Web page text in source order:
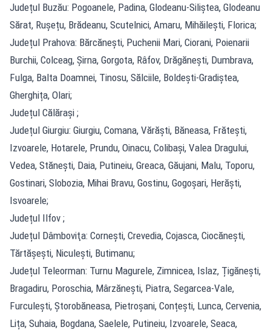
Județul Buzău: Pogoanele, Padina, Glodeanu-Siliștea, Glodeanu
Sărat, Rușețu, Brădeanu, Scutelnici, Amaru, Mihăilești, Florica;
Județul Prahova: Bărcănești, Puchenii Mari, Ciorani, Poienarii
Burchii, Colceag, Șirna, Gorgota, Râfov, Drăgănești, Dumbrava,
Fulga, Balta Doamnei, Tinosu, Sălciile, Boldești-Gradiștea,
Gherghița, Olari;
Județul Călăraşi ;
Județul Giurgiu: Giurgiu, Comana, Vărăști, Băneasa, Frătești,
Izvoarele, Hotarele, Prundu, Oinacu, Colibași, Valea Dragului,
Vedea, Stănești, Daia, Putineiu, Greaca, Găujani, Malu, Toporu,
Gostinari, Slobozia, Mihai Bravu, Gostinu, Gogoșari, Herăști,
Isvoarele;
Județul Ilfov ;
Județul Dâmboviţa: Cornești, Crevedia, Cojasca, Ciocănești,
Tărtășești, Niculești, Butimanu;
Județul Teleorman: Turnu Magurele, Zimnicea, Islaz, Țigănești,
Bragadiru, Poroschia, Mârzănești, Piatra, Segarcea-Vale,
Furculești, Ștorobăneasa, Pietroșani, Conțești, Lunca, Cervenia,
Lița, Suhaia, Bogdana, Saelele, Putineiu, Izvoarele, Seaca,